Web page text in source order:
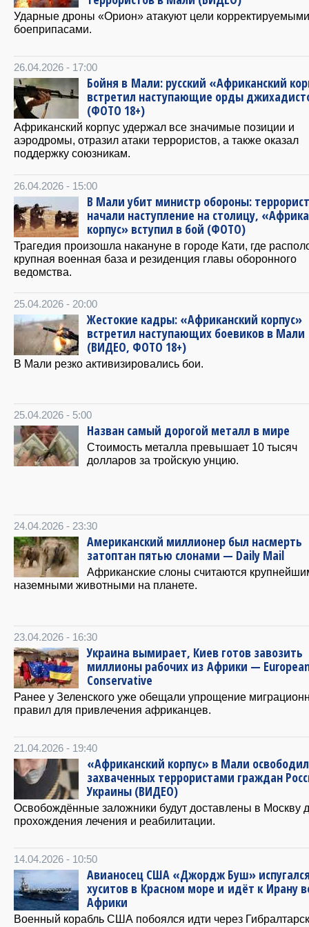
Ударные дроны «Орион» атакуют цели корректируемыми
боеприпасами.
26.04.2026 - 17:00
Бойня в Мали: русский «Африканский
встретил наступающие орды
(ФОТО 18+)
Африканский корпус удержал все значимые позиции и
аэродромы, отразил атаки террористов, а также оказал
поддержку союзникам.
26.04.2026 - 15:00
В Мали убит министр обороны:
начали наступление на столицу,
корпус» вступил в бой (ФОТО)
Трагедия произошла накануне в городе Кати, где
крупная военная база и резиденция главы оборонного
ведомства.
25.04.2026 - 20:00
Жестокие кадры: «Африканский корпус»
встретил наступающих боевиков в Мали
(ВИДЕО, ФОТО 18+)
В Мали резко активизировались бои.
25.04.2026 - 5:00
Назван самый дорогой металл в мире
Стоимость металла превышает 10 тысяч
долларов за тройскую унцию.
24.04.2026 - 23:30
Американский миллионер был насмерть
затоптан пятью слонами — Daily Mail
Африканские слоны считаются
наземными животными на планете.
23.04.2026 - 16:30
Украина вымирает, Киев готов завозить
миллионы рабочих из Африки —
Conservative
Ранее у Зеленского уже обещали упрощение
правил для привлечения африканцев.
21.04.2026 - 19:40
«Африканский корпус» в Мали
захваченных террористами граждан
Украины (ВИДЕО)
Освобождённые заложники будут доставлены в Москву
прохождения лечения и реабилитации.
14.04.2026 - 10:50
Авианосец США «Джордж Буш»
хуситов в Красном море и идёт к Ирану
Африки
Военный корабль США побоялся идти через